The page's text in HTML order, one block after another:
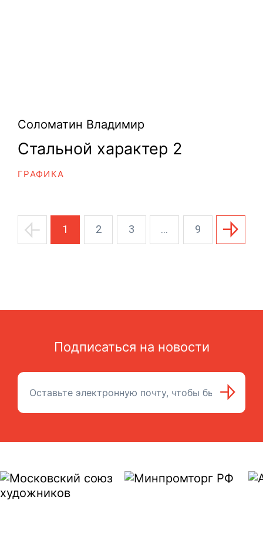
Соломатин Владимир
Стальной характер 2
ГРАФИКА
1 2 3 ... 9
Подписаться на новости
Подписаться на рассылку